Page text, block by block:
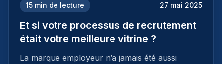
15 min de lecture 27 mai 2025
Et si votre processus de recrutement
était votre meilleure vitrine ?
La marque employeur n’a jamais été aussi